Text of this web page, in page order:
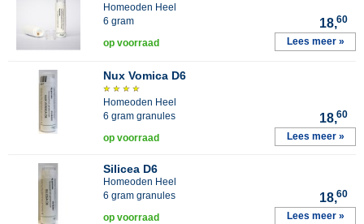
Homeoden Heel
6 gram
18,60
op voorraad Lees meer »
Nux Vomica D6
Homeoden Heel
6 gram granules
18,60
op voorraad Lees meer »
Silicea D6
Homeoden Heel
6 gram granules
18,60
op voorraad Lees meer »